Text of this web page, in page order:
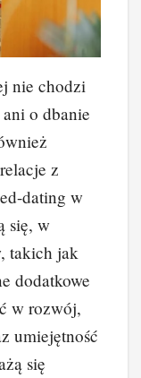
nie chodzi
o dbanie
z
dating w
się, w
takich jak
dodatkowe
w rozwój,
umiejętność
się